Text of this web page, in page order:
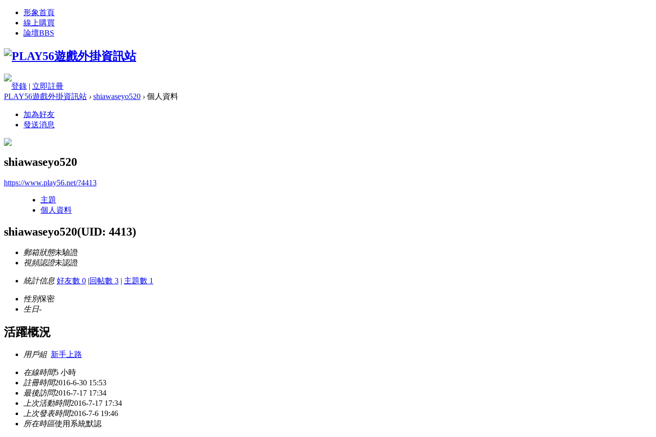
形象首頁
線上購買
論壇BBS
登錄 | 立即註冊
PLAY56遊戲外掛資訊站 › shiawaseyo520 › 個人資料
加為好友
發送消息
shiawaseyo520
https://www.play56.net/?4413
主題
個人資料
shiawaseyo520(UID: 4413)
郵箱狀態未驗證
視頻認證未認證
統計信息 好友數 0 |回帖數 3 | 主題數 1
性別保密
生日-
活躍概況
用戶組 新手上路
在線時間5 小時
註冊時間2016-6-30 15:53
最後訪問2016-7-17 17:34
上次活動時間2016-7-17 17:34
上次發表時間2016-7-6 19:46
所在時區使用系統默認